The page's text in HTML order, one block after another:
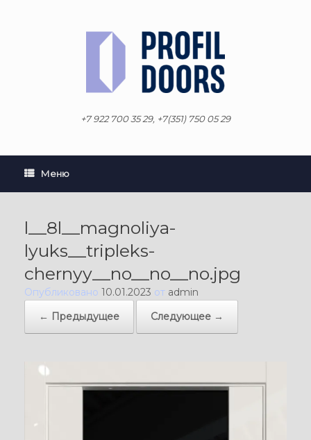
+7 922 700 35 29, +7(351) 750 05 29
Меню
l__8l__magnoliya-
lyuks__tripleks-
chernyy__no__no__no.jpg
Опубликовано 10.01.2023 от admin
← Предыдущее
Следующее →